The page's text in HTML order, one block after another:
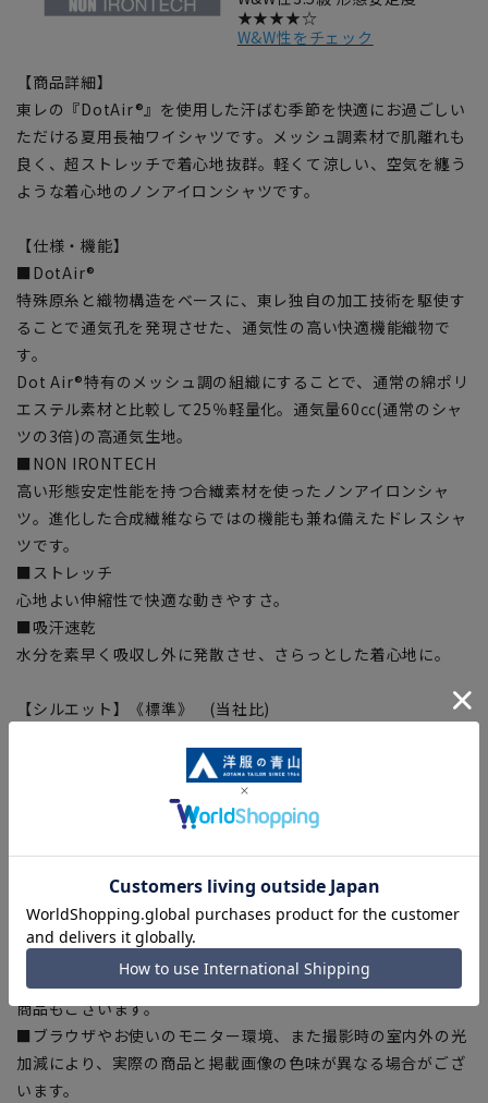
★★★★☆
W&W性をチェック
【商品詳細】
東レの『DotAir®』を使用した汗ばむ季節を快適にお過ごしい
ただける夏用長袖ワイシャツです。メッシュ調素材で肌離れも
良く、超ストレッチで着心地抜群。軽くて涼しい、空気を纏う
ような着心地のノンアイロンシャツです。
【仕様・機能】
■DotAir®
特殊原糸と織物構造をベースに、東レ独自の加工技術を駆使す
ることで通気孔を発現させた、通気性の高い快適機能織物で
す。
Dot Air®特有のメッシュ調の組織にすることで、通常の綿ポリ
エステル素材と比較して25％軽量化。通気量60㏄(通常のシャ
ツの3倍)の高通気生地。
■NON IRONTECH
高い形態安定性能を持つ合繊素材を使ったノンアイロンシャ
ツ。進化した合成繊維ならではの機能も兼ね備えたドレスシャ
ツです。
■ストレッチ
心地よい伸縮性で快適な動きやすさ。
■吸汗速乾
水分を素早く吸収し外に発散させ、さらっとした着心地に。
【シルエット】《標準》 (当社比)
【商品に関するご注意】
■商品画像はサンプルのため、色味やサイズ等の仕様に変更が
ある場合がございますので、予めご了承ください。
■生地や仕様・デザインにより、着用感や実際のサイズ表に若
干の誤差が生じる場合がございます。予めご了承ください。
■サイズスペックは仕上がりサイズを記載しております。一
部、商品現物におすすめサイズ(ヌードサイズ)を記載している
商品もございます。
■ブラウザやお使いのモニター環境、また撮影時の室内外の光
加減により、実際の商品と掲載画像の色味が異なる場合がござ
います。